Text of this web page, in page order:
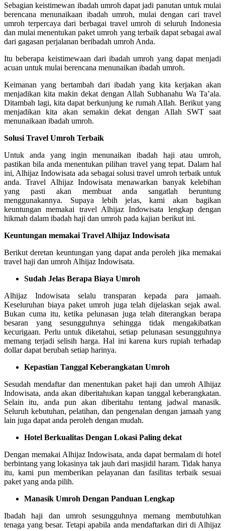
Sebagian keistimewan ibadah umroh dapat jadi panutan untuk mulai
berencana menunaikaan ibadah umroh, mulai dengan cari travel
umroh terpercaya dari berbagai travel umroh di seluruh Indonesia
dan mulai menentukan paket umroh yang terbaik dapat sebagai awal
dari gagasan perjalanan beribadah umroh Anda.
Itu beberapa keistimewaan dari ibadah umroh yang dapat menjadi
acuan untuk mulai berencana menunaikan ibadah umroh.
Keimanan yang bertambah dari ibadah yang kita kerjakan akan
menjadikan kita makin dekat dengan Allah Subhanahu Wa Ta’ala.
Ditambah lagi, kita dapat berkunjung ke rumah Allah. Berikut yang
menjadikan kita akan semakin dekat dengan Allah SWT saat
menunaikaan ibadah umroh.
Solusi Travel Umroh Terbaik
Untuk anda yang ingin menunaikan ibadah haji atau umroh,
pastikan bila anda menentukan pilihan travel yang tepat. Dalam hal
ini, Alhijaz Indowisata ada sebagai solusi travel umroh terbaik untuk
anda. Travel Alhijaz Indowisata menawarkan banyak kelebihan
yang pasti akan membuat anda sangatlah beruntung
menggunakannya. Supaya lebih jelas, kami akan bagikan
keuntungan memakai travel Alhijaz Indowisata lengkap dengan
hikmah dalam ibadah haji dan umroh pada kajian berikut ini.
Keuntungan memakai Travel Alhijaz Indowisata
Berikut deretan keuntungan yang dapat anda peroleh jika memakai
travel haji dan umroh Alhijaz Indowisata.
Sudah Jelas Berapa Biaya Umroh
Alhijaz Indowisata selalu transparan kepada para jamaah.
Keseluruhan biaya paket umroh juga telah dijelaskan sejak awal.
Bukan cuma itu, ketika pelunasan juga telah diterangkan berapa
besaran yang sesungguhnya sehingga tidak mengakibatkan
kecurigaan. Perlu untuk diketahui, setiap pelunasan sesungguhnya
memang terjadi selisih harga. Hal ini karena kurs rupiah terhadap
dollar dapat berubah setiap harinya.
Kepastian Tanggal Keberangkatan Umroh
Sesudah mendaftar dan menentukan paket haji dan umroh Alhijaz
Indowisata, anda akan diberitahukan kapan tanggal keberangkatan.
Selain itu, anda pun akan diberitahu tentang jadwal manasik.
Seluruh kebutuhan, pelatihan, dan pengenalan dengan jamaah yang
lain juga dapat anda peroleh dengan mudah.
Hotel Berkualitas Dengan Lokasi Paling dekat
Dengan memakai Alhijaz Indowisata, anda dapat bermalam di hotel
berbintang yang lokasinya tak jauh dari masjidil haram. Tidak hanya
itu, kami pun memberikan pelayanan dan fasilitas terbaik sesuai
paket yang anda pilih.
Manasik Umroh Dengan Panduan Lengkap
Ibadah haji dan umroh sesungguhnya memang membutuhkan
tenaga yang besar. Tetapi apabila anda mendaftarkan diri di Alhijaz